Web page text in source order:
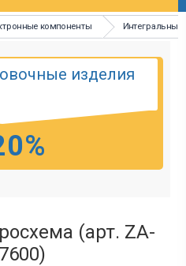
компоненты Интегральные
изделия
(арт. ZA-
7600)